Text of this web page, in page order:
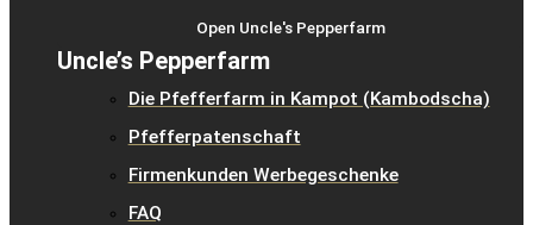
Open Uncle's Pepperfarm
Uncle’s Pepperfarm
Die Pfefferfarm in Kampot (Kambodscha)
Pfefferpatenschaft
Firmenkunden Werbegeschenke
FAQ